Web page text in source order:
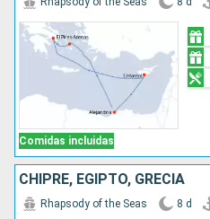
Comidas incluidas
CHIPRE, EGIPTO, GRECIA
Rhapsody of the Seas 8 d